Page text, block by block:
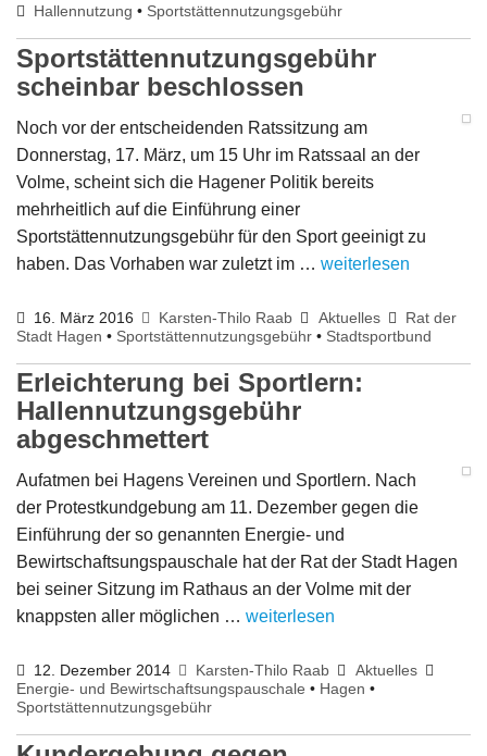
Hallennutzung • Sportstättennutzungsgebühr
Sportstättennutzungsgebühr
scheinbar beschlossen
Noch vor der entscheidenden Ratssitzung am
Donnerstag, 17. März, um 15 Uhr im Ratssaal an der
Volme, scheint sich die Hagener Politik bereits
mehrheitlich auf die Einführung einer
Sportstättennutzungsgebühr für den Sport geeinigt zu
haben. Das Vorhaben war zuletzt im … weiterlesen
16. März 2016 Karsten-Thilo Raab Aktuelles
Rat der
Stadt Hagen • Sportstättennutzungsgebühr • Stadtsportbund
Erleichterung bei Sportlern:
Hallennutzungsgebühr
abgeschmettert
Aufatmen bei Hagens Vereinen und Sportlern. Nach
der Protestkundgebung am 11. Dezember gegen die
Einführung der so genannten Energie- und
Bewirtschaftsungspauschale hat der Rat der Stadt Hagen
bei seiner Sitzung im Rathaus an der Volme mit der
knappsten aller möglichen … weiterlesen
12. Dezember 2014 Karsten-Thilo Raab
Aktuelles
Energie- und Bewirtschaftsungspauschale • Hagen •
Sportstättennutzungsgebühr